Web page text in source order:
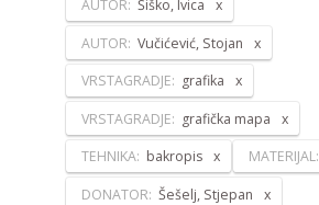
AUTOR: Šiško, Ivica
AUTOR: Vučićević, Stojan
VRSTAGRADJE: grafika
VRSTAGRADJE: grafička mapa
TEHNIKA: bakropis MATERIJAL:
DONATOR: Šešelj, Stjepan